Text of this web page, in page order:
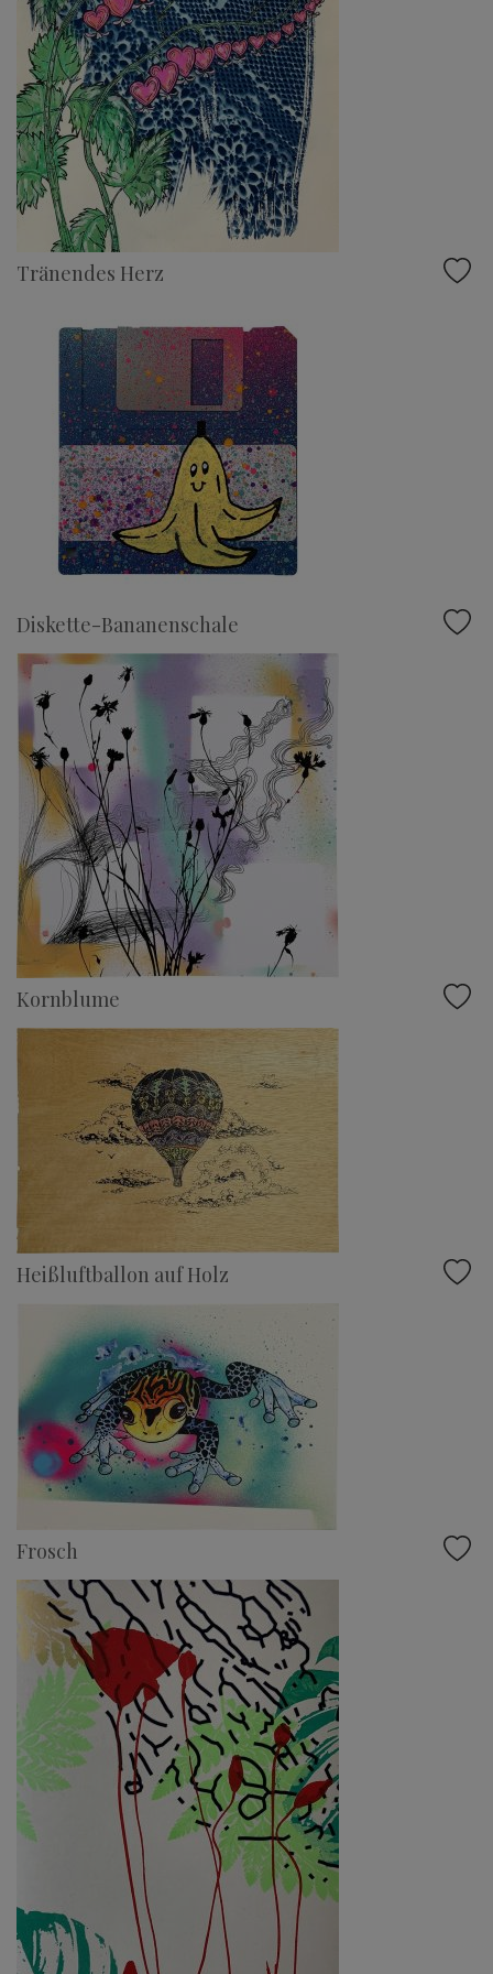
Tränendes Herz
Diskette-Bananenschale
Kornblume
Heißluftballon auf Holz
Frosch